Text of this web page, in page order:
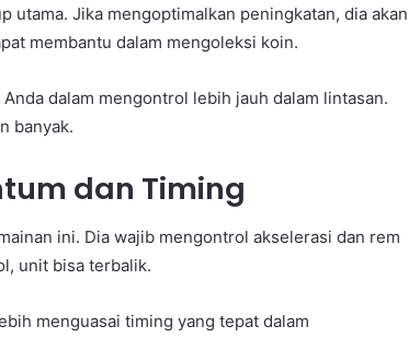
utama. Jika mengoptimalkan peningkatan, dia akan
membantu dalam mengoleksi koin.
dalam mengontrol lebih jauh dalam lintasan.
banyak.
dan Timing
ini. Dia wajib mengontrol akselerasi dan rem
unit bisa terbalik.
menguasai timing yang tepat dalam